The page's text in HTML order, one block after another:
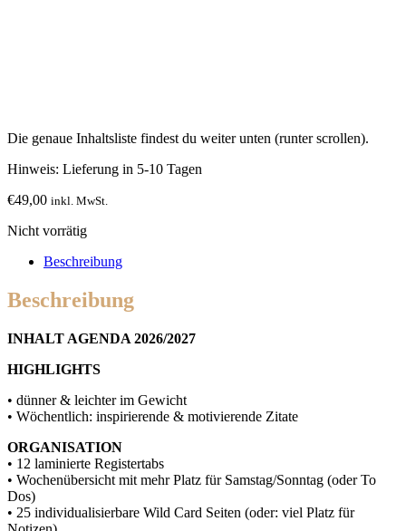
Die genaue Inhaltsliste findest du weiter unten (runter scrollen).
Hinweis: Lieferung in 5-10 Tagen
€49,00 inkl. MwSt.
Nicht vorrätig
Beschreibung
Beschreibung
INHALT AGENDA 2026/2027
HIGHLIGHTS
• dünner & leichter im Gewicht
• Wöchentlich: inspirierende & motivierende Zitate
ORGANISATION
• 12 laminierte Registertabs
• Wochenübersicht mit mehr Platz für Samstag/Sonntag (oder To
Dos)
• 25 individualisierbare Wild Card Seiten (oder: viel Platz für